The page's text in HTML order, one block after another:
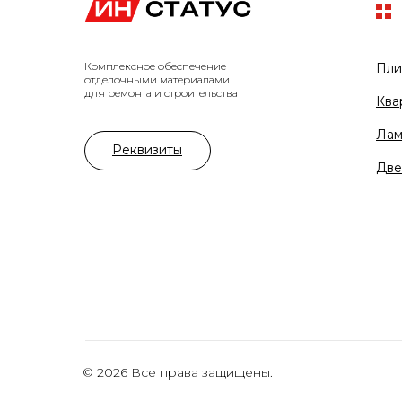
© 2026 Все права защищены.
Комплексное обеспечение
отделочными материалами
для ремонта и строительства
Реквизиты